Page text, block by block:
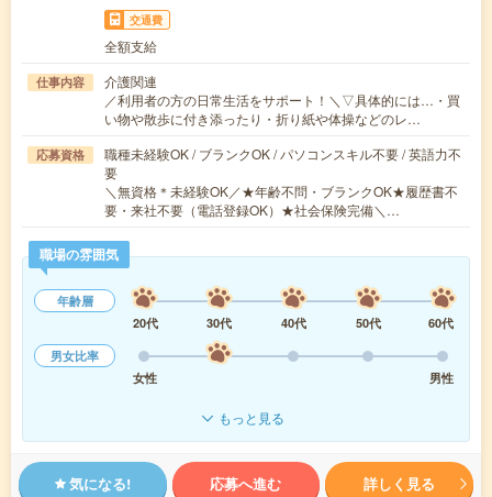
交通費
全額支給
仕事内容
介護関連
／利用者の方の日常生活をサポート！＼▽具体的には…・買
い物や散歩に付き添ったり・折り紙や体操などのレ…
応募資格
職種未経験OK / ブランクOK / パソコンスキル不要 / 英語力不
要
＼無資格＊未経験OK／★年齢不問・ブランクOK★履歴書不
要・来社不要（電話登録OK）★社会保険完備＼…
職場の雰囲気
年齢層
20代
30代 40代 50代
60代
男女比率
女性
男性
もっと見る
気になる! 応募へ進む 詳しく見る